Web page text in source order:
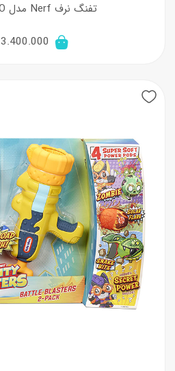
تفنگ نرف Nerf مدل ULTRA TWO
3.400.000